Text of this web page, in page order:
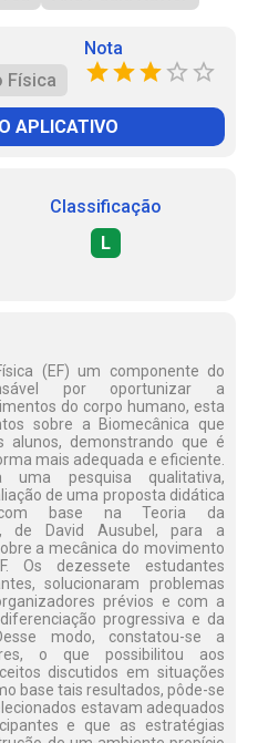
Física
Nota
APLICATIVO
Classificação
L
(EF) um componente do
por oportunizar a
do corpo humano, esta
sobre a Biomecânica que
alunos, demonstrando que é
mais adequada e eficiente.
uma pesquisa qualitativa,
de uma proposta didática
com base na Teoria da
de David Ausubel, para a
a mecânica do movimento
Os dezessete estudantes
solucionaram problemas
prévios e com a
progressiva e da
modo, constatou-se a
o que possibilitou aos
discutidos em situações
base tais resultados, pôde-se
estavam adequados
e que as estratégias